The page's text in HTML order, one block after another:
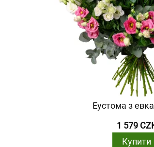
Еустома з
1 579
Купити